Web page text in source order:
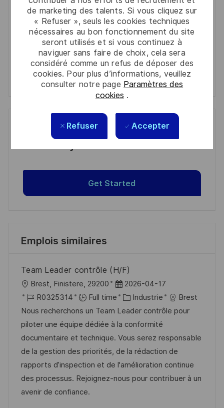
de marketing des talents. Si vous cliquez sur
« Refuser », seuls les cookies techniques
nécessaires au bon fonctionnement du site
seront utilisés et si vous continuez à
naviguer sans faire de choix, cela sera
considéré comme un refus de déposer des
cookies. Pour plus d’informations, veuillez
consulter notre page Paramètres des
cookies .
Refuser Accepter
(Required)
informations personnelles
Activer
Manage alerts
Manage alerts
Get tailored job recommendations
Get Started
Emplois similaires
Team Leader contrôle (H/F)
o
c
a
l
i
s
a
t
Brest, Finistere, 29200
D
a
t
e
d
a
f
2026-04-17
R
é
f
é
r
e
n
c
R0325314 Full time
C
a
t
é
g
o
r
Industrie
Brest
Nous recherchons un Team Leader contrôle pour
piloter une équipe dédiée à la conformité
documentaire et technique. Vous serez responsable
de la gestion des priorités, de la rédaction de
rapports d’inspection et de l'amélioration continue
des processus. Rejoignez-nous pour contribuer à un
avenir de confiance.